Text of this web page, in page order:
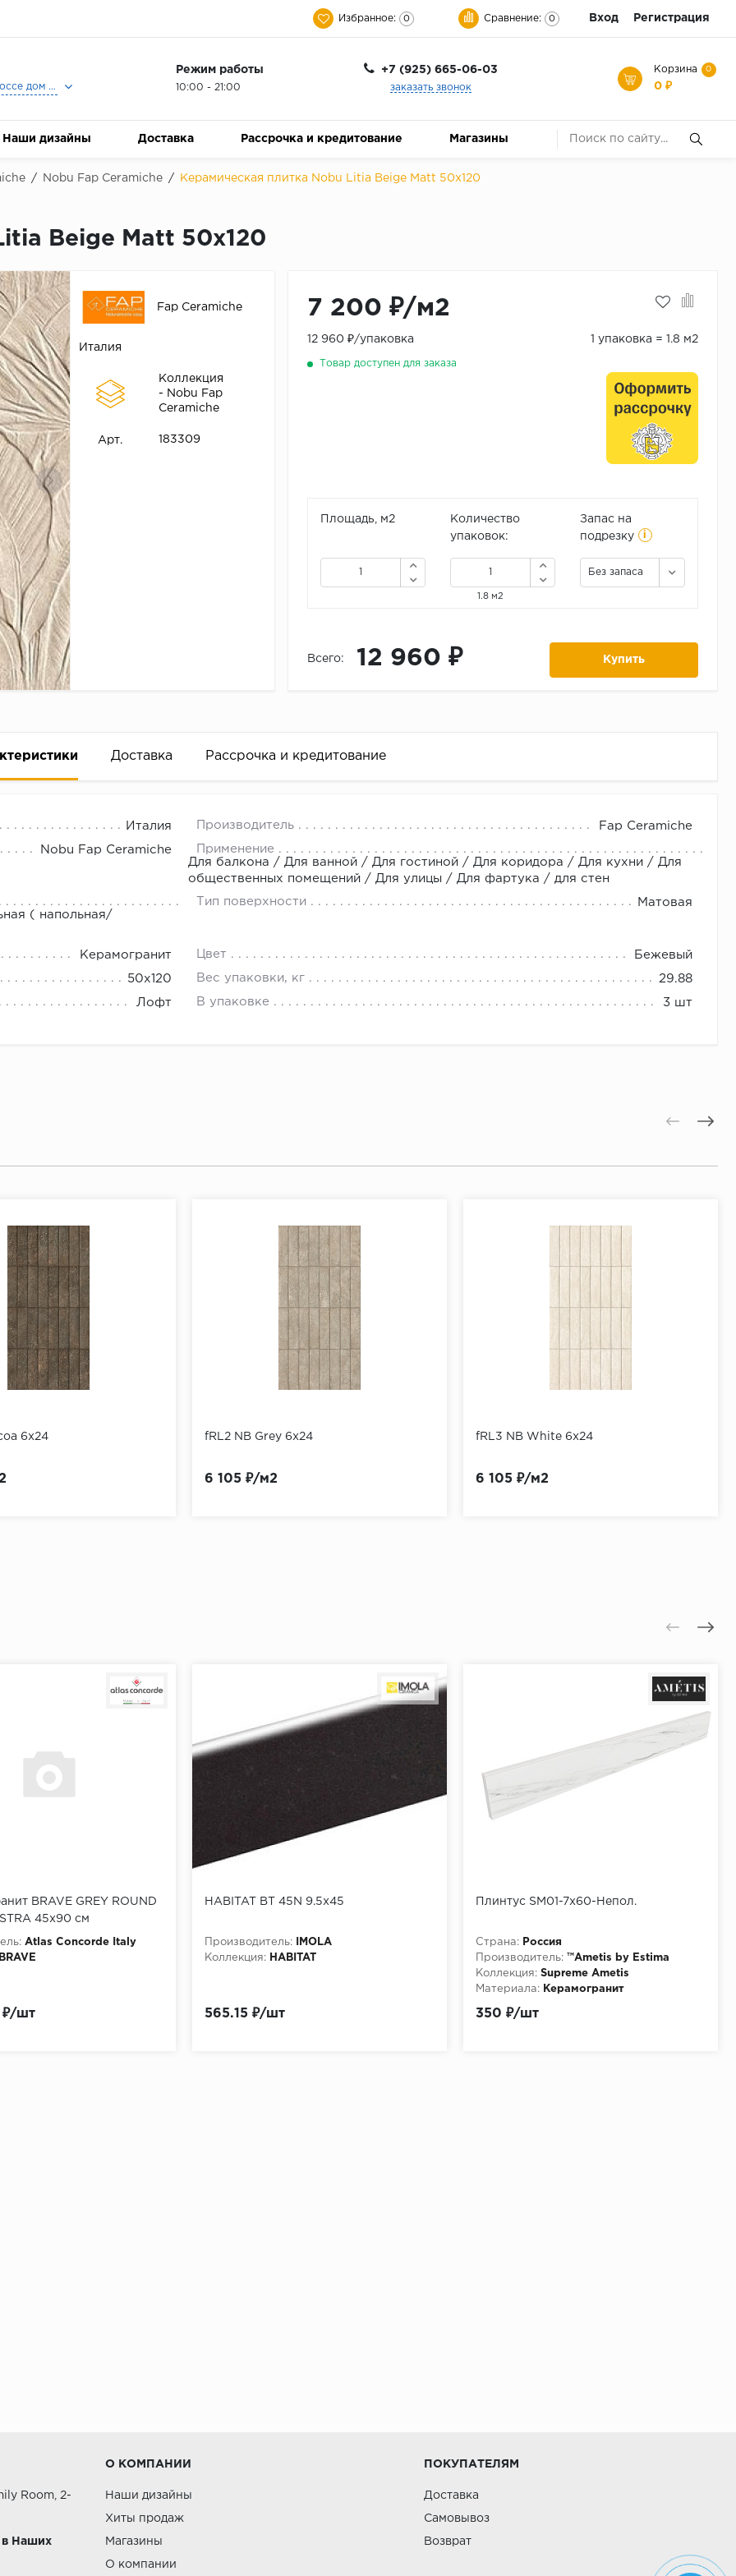
Избранное: 0 Сравнение: 0 Вход Регистрация
Москва, Ленинградское шоссе дом 25, Торговый Центр Family Room, 2-ой этаж, Магазин Керамический Бум.
Режим работы
10:00 - 21:00
+7 (925) 665-06-03
заказать звонок
Корзина 0
0 ₽
Наши дизайны Доставка Рассрочка и кредитование Магазины
/ Nobu Fap Ceramiche / Керамическая плитка Nobu Litia Beige Matt 50x120
Beige Matt 50x120
Fap Ceramiche
Италия
Коллекция
- Nobu Fap
Ceramiche
Арт. 183309
7 200 ₽/м2
12 960 ₽/упаковка 1 упаковка = 1.8 м2
Товар доступен для заказа
Площадь, м2
Количество
упаковок:
1.8 м2
Запас на
подрезку
i
Без запаса
Всего: 12 960 ₽ Купить
Доставка Рассрочка и кредитование
Италия Производитель Fap Ceramiche
Nobu Fap Ceramiche
Применение
Для балкона / Для ванной / Для гостиной / Для коридора / Для кухни / Для
общественных помещений / Для улицы / Для фартука / для стен
( напольная/
Тип поверхности Матовая
Керамогранит Цвет Бежевый
50x120 Вес упаковки, кг 29.88
Лофт В упаковке 3 шт
деньгами
за 2 минуты прямо в форме заявки на той же странице
на встрече с представителем или по СМС
6x24 fRL2 NB Grey 6x24
6 105 ₽/м2
fRL3 NB White 6x24
6 105 ₽/м2
BRAVE GREY ROUND
45x90 см
Atlas Concorde Italy
BRAVE
₽/шт
HABITAT BT 45N 9.5x45
Производитель:
IMOLA
Коллекция:
HABITAT
565.15 ₽/шт
Плинтус SM01-7x60-Непол.
Страна:
Россия
Производитель: ™Ametis by Estima
Коллекция: Supreme Ametis
Материала:
Керамогранит
350 ₽/шт
Room, 2-
в Наших
О КОМПАНИИ
Наши дизайны
Хиты продаж
Магазины
О компании
ПОКУПАТЕЛЯМ
Доставка
Самовывоз
Возврат